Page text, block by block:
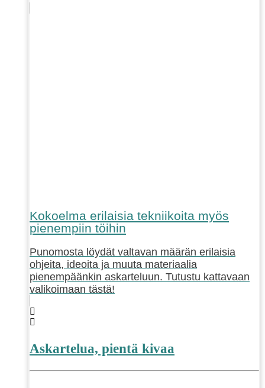
Kokoelma erilaisia tekniikoita myös
pienempiin töihin
Punomosta löydät valtavan määrän erilaisia
ohjeita, ideoita ja muuta materiaalia
pienempäänkin askarteluun. Tutustu kattavaan
valikoimaan tästä!
Askartelua, pientä kivaa